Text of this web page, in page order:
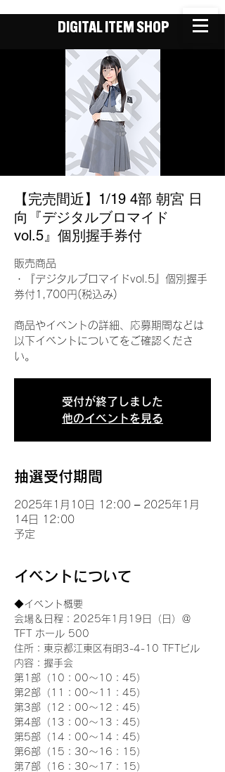
DIGITAL ITEM SHOP
【完売間近】1/19 4部 朝宮 日
向『デジタルブロマイド
vol.5』個別握手券付
販売商品
・『デジタルブロマイドvol.5』個別握手
券付1,700円(税込み)
商品やイベントの詳細、応募期間などは
以下イベントについてをご確認くださ
い。
受付が終了しました
他のイベントを見る
抽選受付期間
2025年1月10日 12:00 – 2025年1月
14日 12:00
予定
イベントについて
◆イベント概要
会場＆日程：2025年1月19日（日）＠
TFT ホール 500
住所：東京都江東区有明3-4-10 TFTビル
内容：握手会
第1部（10：00～10：45）
第2部（11：00～11：45）
第3部（12：00～12：45）
第4部（13：00～13：45）
第5部（14：00～14：45）
第6部（15：30～16：15）
第7部（16：30～17：15）